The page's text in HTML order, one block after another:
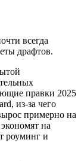
всегда
драфтов.
правки 2025
из-за чего
примерно на
на
роуминг и